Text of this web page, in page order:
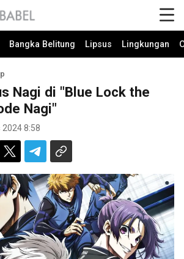
Bangka Belitung Lipsus Lingkungan
Nagi di "Blue Lock the
Nagi"
8:58